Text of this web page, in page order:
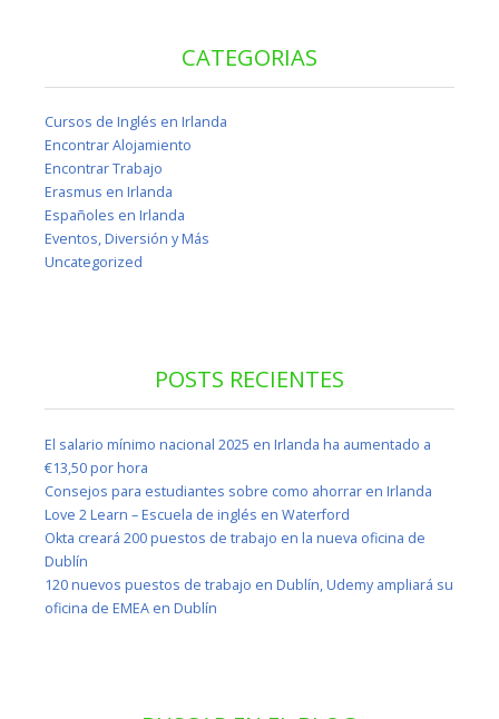
CATEGORIAS
Cursos de Inglés en Irlanda
Encontrar Alojamiento
Encontrar Trabajo
Erasmus en Irlanda
Españoles en Irlanda
Eventos, Diversión y Más
Uncategorized
POSTS RECIENTES
El salario mínimo nacional 2025 en Irlanda ha aumentado a
€13,50 por hora
Consejos para estudiantes sobre como ahorrar en Irlanda
Love 2 Learn – Escuela de inglés en Waterford
Okta creará 200 puestos de trabajo en la nueva oficina de
Dublín
120 nuevos puestos de trabajo en Dublín, Udemy ampliará su
oficina de EMEA en Dublín